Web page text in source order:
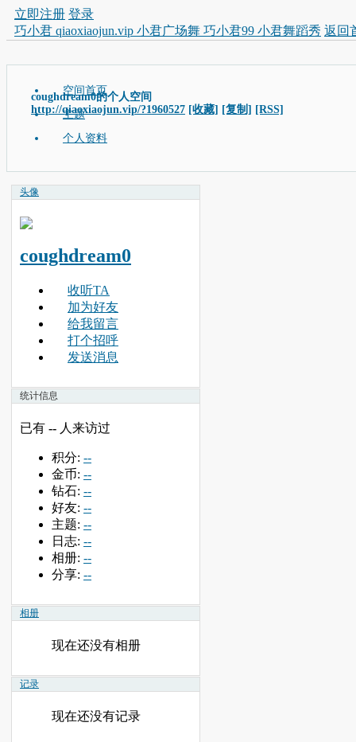
立即注册 登录
巧小君 qiaoxiaojun.vip 小君广场舞 巧小君99 小君舞蹈秀 返回
coughdream0的个人空间
http://qiaoxiaojun.vip/?1960527 [收藏] [复制] [RSS]
空间首页
主题
个人资料
头像
coughdream0
收听TA
加为好友
给我留言
打个招呼
发送消息
统计信息
已有 -- 人来访过
积分: --
金币: --
钻石: --
好友: --
主题: --
日志: --
相册: --
分享: --
相册
现在还没有相册
记录
现在还没有记录